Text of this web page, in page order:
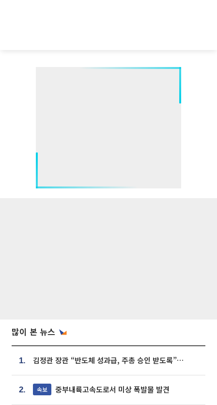
많이 본 뉴스
1. 김정관 장관 “반도체 성과급, 주총 승인 받도록”…상법·자본시장법 개정 시사
2. 속보 중부내륙고속도로서 미상 폭발물 발견